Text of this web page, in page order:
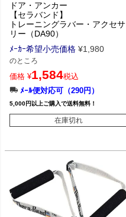
ドア・アンカー
【セラバンド】
トレーニングラバー・アクセサ
リー（DA90）
ﾒｰｶｰ希望小売価格 ¥1,980
のところ
価格 ¥1,584税込
ﾒｰﾙ便対応可（290円）
5,000円以上ご購入で送料無料！
在庫切れ